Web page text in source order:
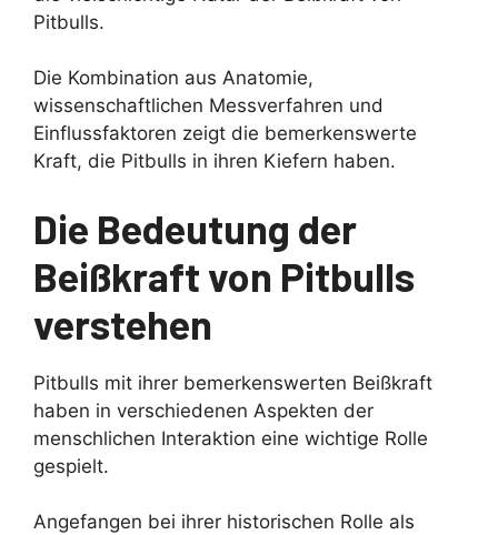
Pitbulls.
Die Kombination aus Anatomie,
wissenschaftlichen Messverfahren und
Einflussfaktoren zeigt die bemerkenswerte
Kraft, die Pitbulls in ihren Kiefern haben.
Die Bedeutung der
Beißkraft von Pitbulls
verstehen
Pitbulls mit ihrer bemerkenswerten Beißkraft
haben in verschiedenen Aspekten der
menschlichen Interaktion eine wichtige Rolle
gespielt.
Angefangen bei ihrer historischen Rolle als